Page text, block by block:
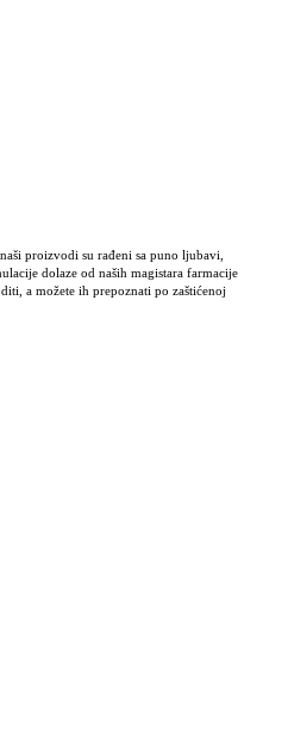
proizvodi su rađeni sa puno ljubavi,
dolaze od naših magistara farmacije
a možete ih prepoznati po zaštićenoj